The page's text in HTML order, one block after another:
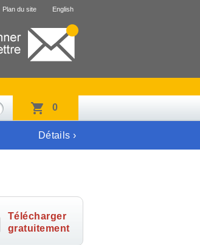
Plan du site English
0
Détails ›
Télécharger
gratuitement